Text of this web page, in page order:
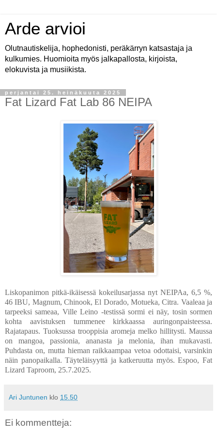
Arde arvioi
Olutnautiskelija, hophedonisti, peräkärryn katsastaja ja
kulkumies. Huomioita myös jalkapallosta, kirjoista,
elokuvista ja musiikista.
perjantai 25. heinäkuuta 2025
Fat Lizard Fat Lab 86 NEIPA
Liskopanimon pitkä-ikäisessä kokeilusarjassa nyt NEIPAa, 6,5 %,
46 IBU, Magnum, Chinook, El Dorado, Motueka, Citra. Vaaleaa ja
tarpeeksi sameaa, Ville Leino -testissä sormi ei näy, tosin sormen
kohta aavistuksen tummenee kirkkaassa auringonpaisteessa.
Rajatapaus. Tuoksussa trooppisia aromeja melko hillitysti. Maussa
on mangoa, passionia, ananasta ja melonia, ihan mukavasti.
Puhdasta on, mutta hieman raikkaampaa vetoa odottaisi, varsinkin
näin panopaikalla. Täyteläisyyttä ja katkeruutta myös. Espoo, Fat
Lizard Taproom, 25.7.2025.
Ari Juntunen klo 15.50
Ei kommentteja: